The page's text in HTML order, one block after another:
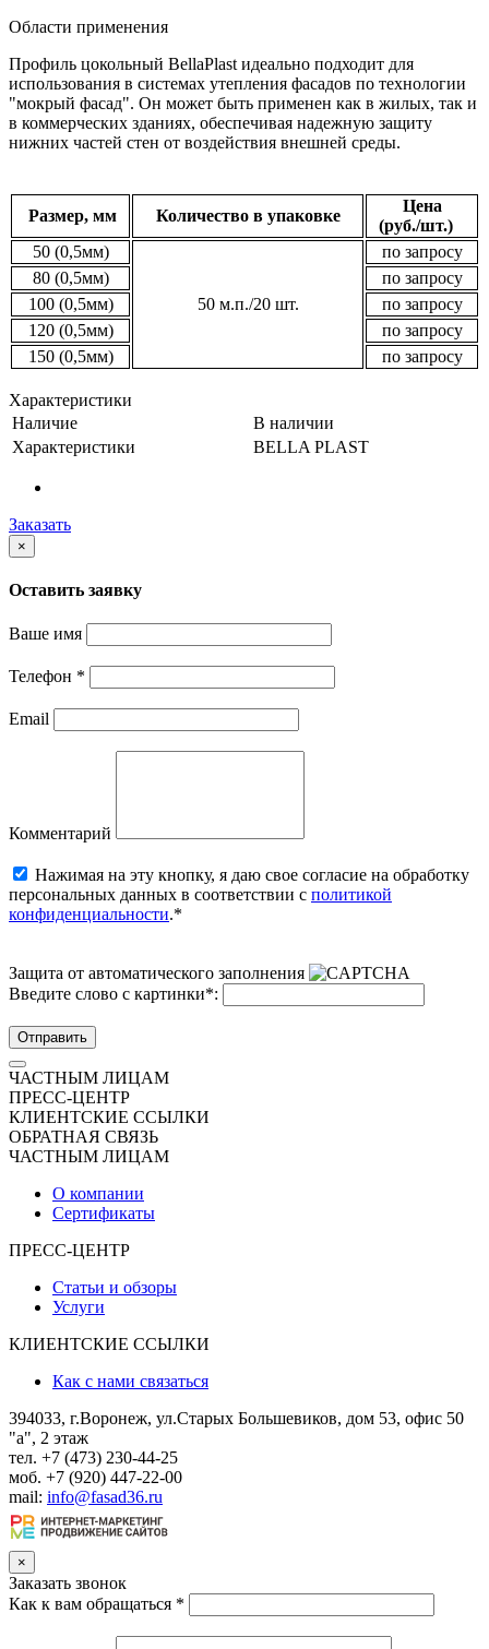
Области применения
Профиль цокольный BellaPlast идеально подходит для
использования в системах утепления фасадов по технологии
"мокрый фасад". Он может быть применен как в жилых, так и
в коммерческих зданиях, обеспечивая надежную защиту
нижних частей стен от воздействия внешней среды.
Размер, мм Количество в упаковке
Цена
(руб./шт.)
50 (0,5мм)
50 м.п./20 шт.
по запросу
80 (0,5мм)
по запросу
100 (0,5мм)
по запросу
120 (0,5мм)
по запросу
150 (0,5мм)
по запросу
Характеристики
Наличие
В наличии
Характеристики
BELLA PLAST
Заказать
×
Оставить заявку
Ваше имя
Телефон *
Email
Комментарий
Нажимая на эту кнопку, я даю свое согласие на обработку
персональных данных в соответствии с политикой
конфиденциальности.*
Защита от автоматического заполнения
Введите слово с картинки*:
Отправить
ЧАСТНЫМ ЛИЦАМ
ПРЕСС-ЦЕНТР
КЛИЕНТСКИЕ ССЫЛКИ
ОБРАТНАЯ СВЯЗЬ
ЧАСТНЫМ ЛИЦАМ
О компании
Сертификаты
ПРЕСС-ЦЕНТР
Статьи и обзоры
Услуги
КЛИЕНТСКИЕ ССЫЛКИ
Как с нами связаться
394033, г.Воронеж, ул.Старых Большевиков, дом 53, офис 50
"а", 2 этаж
тел. +7 (473) 230-44-25
моб. +7 (920) 447-22-00
mail: info@fasad36.ru
×
Заказать звонок
Как к вам обращаться *